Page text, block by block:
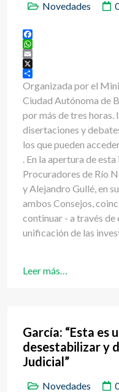
Novedades
Facebook
WhatsApp
Email
X
Share
Organizada por el
Ciudad Autónoma de
por más de tres
disertaciones y
los que pueden
. En la apertura de
Procuradores de Río
y Alejandro Gullé, en
ambos Consejos,
continuar - a través de
unificación de las
Leer más…
García: “Esta es
desestabilizar y
Judicial”
Novedades